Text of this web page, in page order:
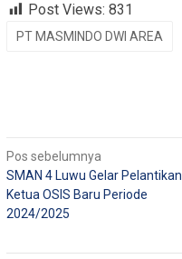
Post Views: 831
PT MASMINDO DWI AREA
Navigasi
pos
Pos sebelumnya
SMAN 4 Luwu Gelar Pelantikan
Ketua OSIS Baru Periode
2024/2025